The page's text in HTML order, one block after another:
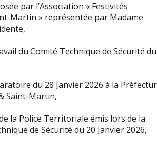
par l’Association « Festivités
Martin » représentée par Madame
du Comité Technique de Sécurité du
du 28 Janvier 2026 à la
Saint-Martin,
Police Territoriale émis lors de la
de Sécurité du 20 Janvier 2026,